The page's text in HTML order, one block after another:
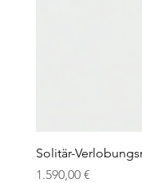
Solitär-
Preis
1.590,00 €